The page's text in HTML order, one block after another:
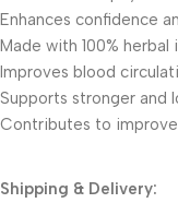
Enhances confidence
Made with 100%
Improves blood
Supports stronger
Contributes to
Shipping & Delivery: